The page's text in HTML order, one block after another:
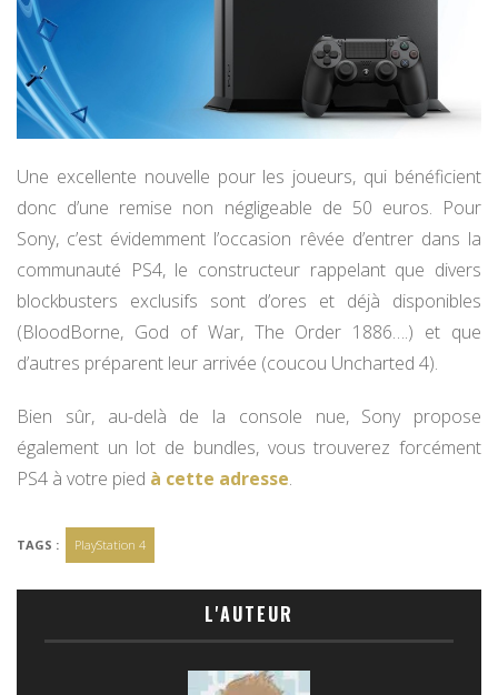
Une excellente nouvelle pour les joueurs, qui bénéficient
donc d’une remise non négligeable de 50 euros. Pour
Sony, c’est évidemment l’occasion rêvée d’entrer dans la
communauté PS4, le constructeur rappelant que divers
blockbusters exclusifs sont d’ores et déjà disponibles
(BloodBorne, God of War, The Order 1886….) et que
d’autres préparent leur arrivée (coucou Uncharted 4).
Bien sûr, au-delà de la console nue, Sony propose
également un lot de bundles, vous trouverez forcément
PS4 à votre pied à cette adresse.
TAGS : PlayStation 4
L'AUTEUR